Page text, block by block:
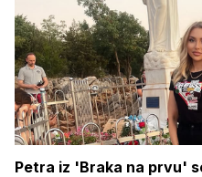
Petra iz 'Braka na prvu'